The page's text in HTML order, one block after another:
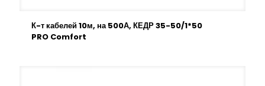
К-т кабелей 10м, на 500А, КЕДР 35-50/1*50
PRO Comfort